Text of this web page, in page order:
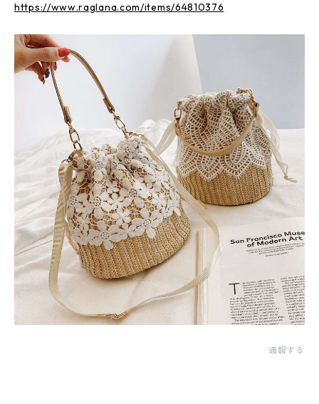
https://www.raglana.com/items/64810376
通報する